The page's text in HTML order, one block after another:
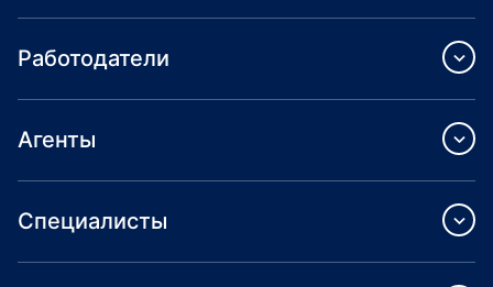
Работодатели
Агенты
Специалисты